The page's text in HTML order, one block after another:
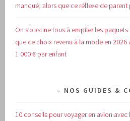
manqué, alors que ce réflexe de parent
On s’obstine tous à empiler les
que ce choix revenu à la mode en
1 000 € par enfant
NOS GUIDES &
10 conseils pour voyager en avion avec